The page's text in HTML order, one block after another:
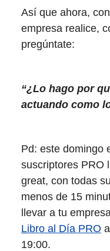
Así que ahora,
empresa realice,
pregúntate:
“¿Lo hago por
actuando como
Pd: este domingo
suscriptores PRO
great, con todas
menos de 15
llevar a tu
Libro al Día PRO
19:00.